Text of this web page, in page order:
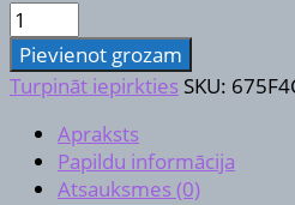
Ceļojuma
krūze
ar
rokturi
daudzums
Pievienot grozam
Turpināt iepirkties SKU:
Apraksts
Papildu informācija
Atsauksmes (0)